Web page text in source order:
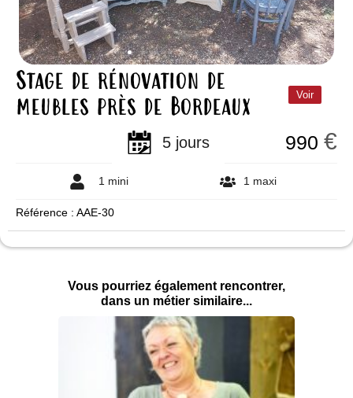
Stage de rénovation de
meubles près de Bordeaux Voir
5 jours 990 €
1 mini 1 maxi
Référence : AAE-30
Vous pourriez également rencontrer,
dans un métier similaire...